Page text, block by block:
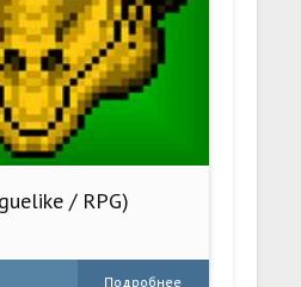
/ RPG)
Подробнее